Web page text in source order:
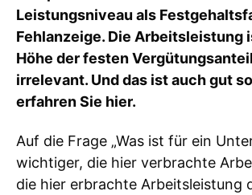
Leistungsniveau als
Fehlanzeige. Die Arbeitsleistung
Höhe der festen
irrelevant. Und das ist auch gut
erfahren Sie hier.
Auf die Frage „Was ist für ein
wichtiger, die hier verbrachte
die hier erbrachte Arbeitsleistung